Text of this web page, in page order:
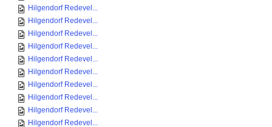
Hilgendorf Redevel...
Hilgendorf Redevel...
Hilgendorf Redevel...
Hilgendorf Redevel...
Hilgendorf Redevel...
Hilgendorf Redevel...
Hilgendorf Redevel...
Hilgendorf Redevel...
Hilgendorf Redevel...
Hilgendorf Redevel...